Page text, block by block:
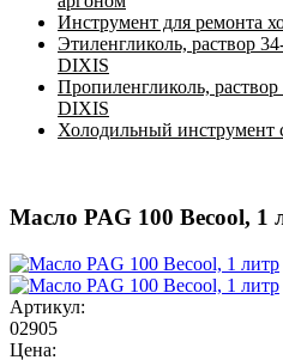
Инструмент для ремонта
Этиленгликоль, раствор
DIXIS
Пропиленгликоль,
DIXIS
Холодильный инструмент
Масло PAG 100 Becool, 1
Артикул:
02905
Цена: